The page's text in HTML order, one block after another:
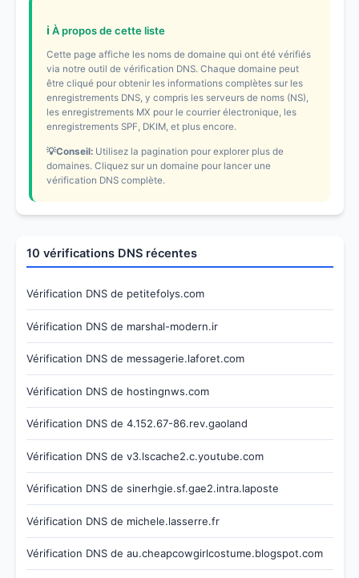
ℹ️ À propos de cette liste
Cette page affiche les noms de domaine qui ont été vérifiés
via notre outil de vérification DNS. Chaque domaine peut
être cliqué pour obtenir les informations complètes sur les
enregistrements DNS, y compris les serveurs de noms (NS),
les enregistrements MX pour le courrier électronique, les
enregistrements SPF, DKIM, et plus encore.
💡Conseil:Utilisez la pagination pour explorer plus de
domaines. Cliquez sur un domaine pour lancer une
vérification DNS complète.
10 vérifications DNS récentes
Vérification DNS de petitefolys.com
Vérification DNS de marshal-modern.ir
Vérification DNS de messagerie.laforet.com
Vérification DNS de hostingnws.com
Vérification DNS de 4.152.67-86.rev.gaoland
Vérification DNS de v3.lscache2.c.youtube.com
Vérification DNS de sinerhgie.sf.gae2.intra.laposte
Vérification DNS de michele.lasserre.fr
Vérification DNS de au.cheapcowgirlcostume.blogspot.com